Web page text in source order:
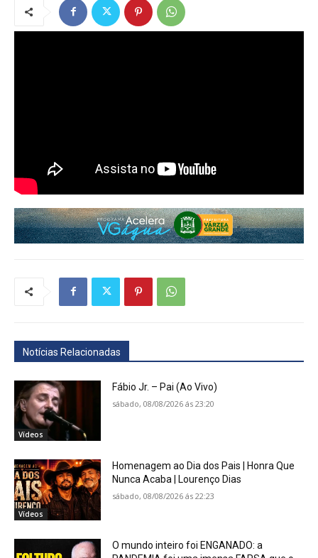
Notícias Relacionadas
Vídeos
Fábio Jr. – Pai (Ao Vivo)
sábado, 08/08/2026 ás 23:20
Vídeos
Homenagem ao Dia dos Pais | Honra Que
Nunca Acaba | Lourenço Dias
sábado, 08/08/2026 ás 22:23
O mundo inteiro foi ENGANADO: a